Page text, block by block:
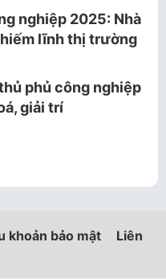
nghiệp 2025: Nhà
lĩnh thị trường
phủ công nghiệp
giải trí
khoản bảo mật
Liên